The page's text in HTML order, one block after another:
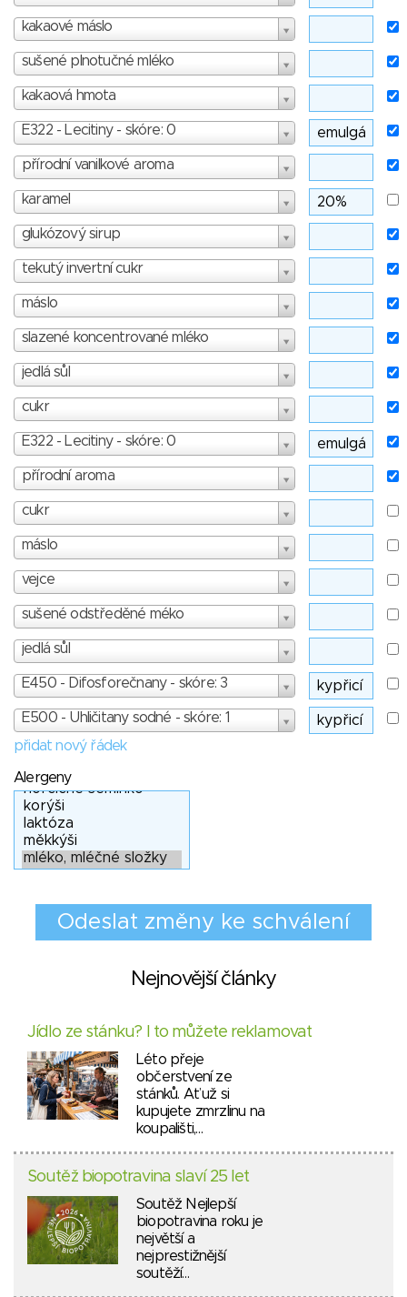
kakaové máslo
sušené plnotučné mléko
kakaová hmota
E322 - Lecitiny - skóre: 0
přírodní vanilkové aroma
karamel
glukózový sirup
tekutý invertní cukr
máslo
slazené koncentrované mléko
jedlá sůl
cukr
E322 - Lecitiny - skóre: 0
přírodní aroma
cukr
máslo
vejce
sušené odstředěné méko
jedlá sůl
E450 - Difosforečnany - skóre: 3
E500 - Uhličitany sodné - skóre: 1
přidat nový řádek
Alergeny
Nejnovější články
Jídlo ze stánku? I to můžete reklamovat
Léto přeje
občerstvení ze
stánků. Ať už si
kupujete zmrzlinu na
koupališti,…
Soutěž biopotravina slaví 25 let
Soutěž Nejlepší
biopotravina roku je
největší a
nejprestižnější
soutěží…